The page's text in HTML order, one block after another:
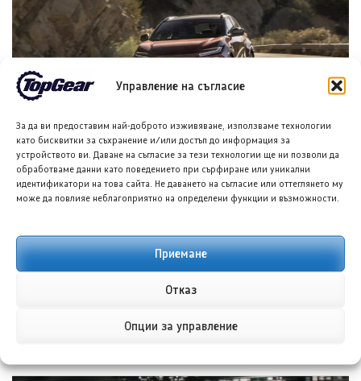
Управление на съгласие
За да ви предоставим най-доброто изживяване, използваме технологии
като бисквитки за съхранение и/или достъп до информация за
устройството ви. Даване на съгласие за тези технологии ще ни позволи да
обработваме данни като поведението при сърфиране или уникални
идентификатори на това сайта. Не даването на съгласие или оттеглянето му
може да повлияе неблагоприятно на определени функции и възможности.
Приемане
Отказ
Опции за управление
Тойота C-HR EV 2027: Цени от 34 484 евро
6 АВГ. 2026 ГЛОРИЯ ПЪРВАНОВА
Ауди RS5 Avant получи плъгин хибридно задвижване